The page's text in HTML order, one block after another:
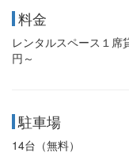
料金
レンタルスペース１
円～
駐車場
14台（無料）